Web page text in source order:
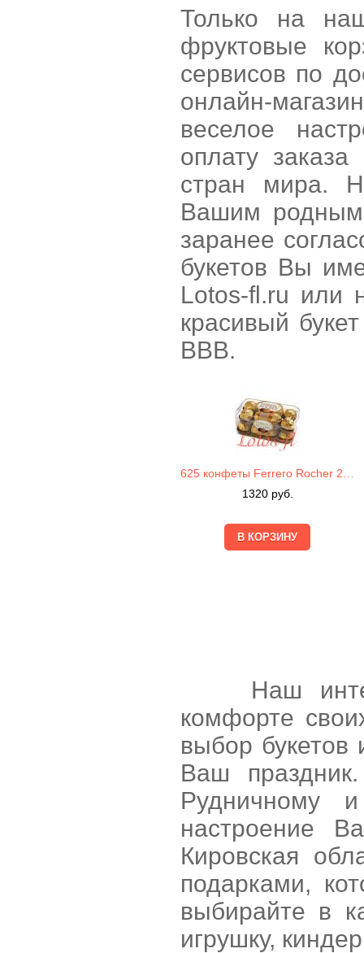
Только на
фруктовые
сервисов по
онлайн-
веселое
оплату
стран мира.
Вашим родным
заранее
букетов Вы
Lotos-fl.ru или
красивый
ВВВ.
1320 руб.
Наш
комфорте
выбор букетов
Ваш
Рудничному
настроение
Кировская
подарками,
выбирайте в
игрушку,